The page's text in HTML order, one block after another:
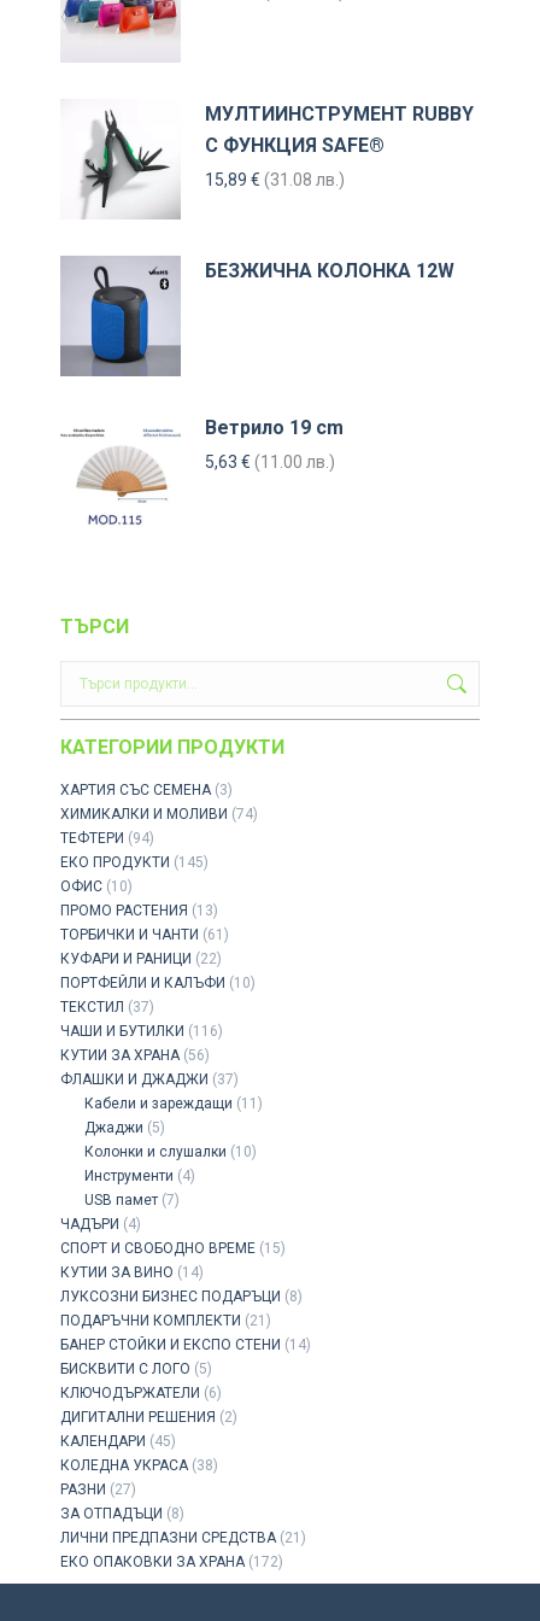
МУЛТИИНСТРУМЕНТ RUBBY
С ФУНКЦИЯ SAFE®
15,89 € (31.08 лв.)
БЕЗЖИЧНА КОЛОНКА 12W
Ветрило 19 cm
5,63 € (11.00 лв.)
ТЪРСИ
КАТЕГОРИИ ПРОДУКТИ
ХАРТИЯ СЪС СЕМЕНА (3)
ХИМИКАЛКИ И МОЛИВИ (74)
ТЕФТЕРИ (94)
ЕКО ПРОДУКТИ (145)
ОФИС (10)
ПРОМО РАСТЕНИЯ (13)
ТОРБИЧКИ И ЧАНТИ (61)
КУФАРИ И РАНИЦИ (22)
ПОРТФЕЙЛИ И КАЛЪФИ (10)
ТЕКСТИЛ (37)
ЧАШИ И БУТИЛКИ (116)
КУТИИ ЗА ХРАНА (56)
ФЛАШКИ И ДЖАДЖИ (37)
Кабели и зареждащи (11)
Джаджи (5)
Колонки и слушалки (10)
Инструменти (4)
USB памет (7)
ЧАДЪРИ (4)
СПОРТ И СВОБОДНО ВРЕМЕ (15)
КУТИИ ЗА ВИНО (14)
ЛУКСОЗНИ БИЗНЕС ПОДАРЪЦИ (8)
ПОДАРЪЧНИ КОМПЛЕКТИ (21)
БАНЕР СТОЙКИ И ЕКСПО СТЕНИ (14)
БИСКВИТИ С ЛОГО (5)
КЛЮЧОДЪРЖАТЕЛИ (6)
ДИГИТАЛНИ РЕШЕНИЯ (2)
КАЛЕНДАРИ (45)
КОЛЕДНА УКРАСА (38)
РАЗНИ (27)
ЗА ОТПАДЪЦИ (8)
ЛИЧНИ ПРЕДПАЗНИ СРЕДСТВА (21)
ЕКО ОПАКОВКИ ЗА ХРАНА (172)